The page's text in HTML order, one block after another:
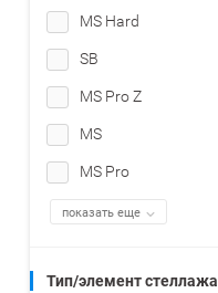
MS Hard
SB
MS Pro Z
MS
MS Pro
показать еще
Тип/элемент стеллажа